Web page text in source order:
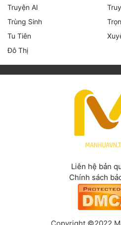
Truyện AI
Trùng Sinh
Tu Tiên
Đô Thị
Liên hệ bản
Chính sách
Copyright ©2022